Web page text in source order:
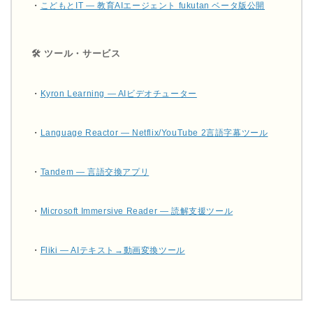
・ こどもとIT — 教育AIエージェント fukutan ベータ版公開
🛠 ツール・サービス
・ Kyron Learning — AIビデオチューター
・ Language Reactor — Netflix/YouTube 2言語字幕ツール
・ Tandem — 言語交換アプリ
・ Microsoft Immersive Reader — 読解支援ツール
・ Fliki — AIテキスト→動画変換ツール